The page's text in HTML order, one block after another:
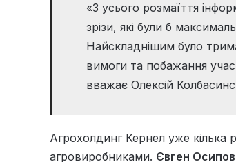
«З усього розмаїття
зрізи, які були б
Найскладнішим було
вимоги та побажання
вважає Олексій
Агрохолдинг Кернел уже кілька
агровиробниками. Євген